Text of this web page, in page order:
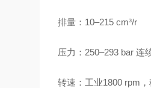
排量：10–215 cm³/r
压力：250–293 bar 连
转速：工业1800 rpm